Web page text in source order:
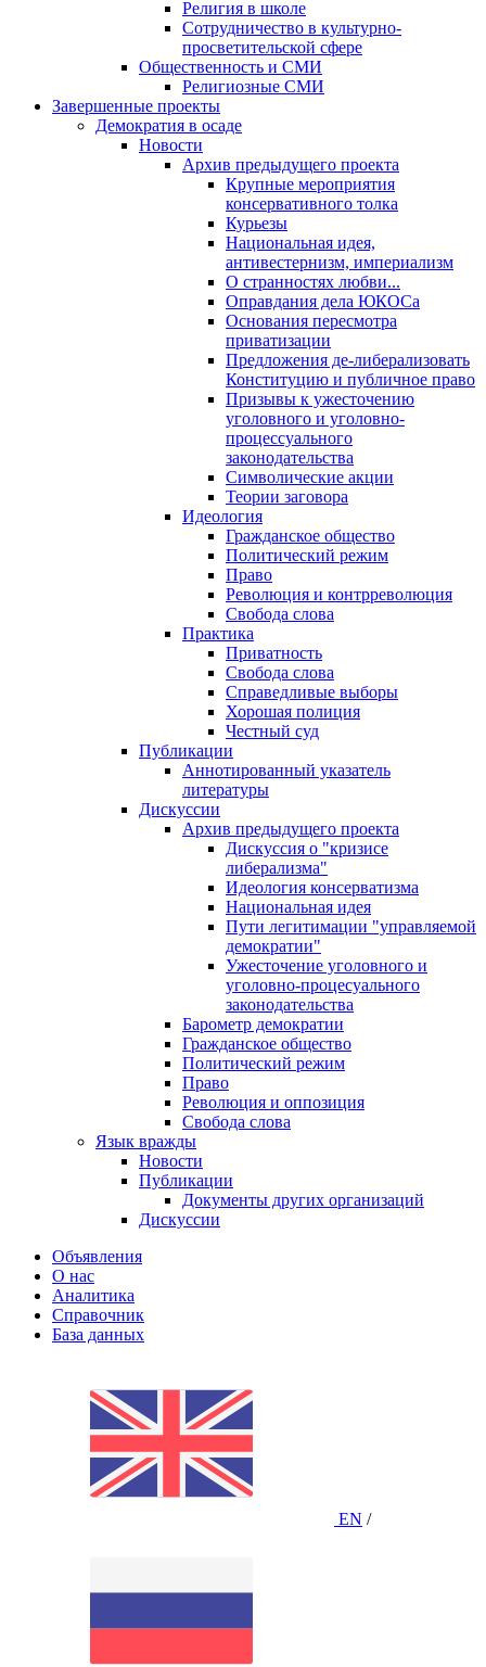
Религия в школе
Сотрудничество в культурно-
просветительской сфере
Общественность и СМИ
Религиозные СМИ
Завершенные проекты
Демократия в осаде
Новости
Архив предыдущего проекта
Крупные мероприятия
консервативного толка
Курьезы
Национальная идея,
антивестернизм, империализм
О странностях любви...
Оправдания дела ЮКОСа
Основания пересмотра
приватизации
Предложения де-либерализовать
Конституцию и публичное право
Призывы к ужесточению
уголовного и уголовно-
процессуального
законодательства
Символические акции
Теории заговора
Идеология
Гражданское общество
Политический режим
Право
Революция и контрреволюция
Свобода слова
Практика
Приватность
Свобода слова
Справедливые выборы
Хорошая полиция
Честный суд
Публикации
Аннотированный указатель
литературы
Дискуссии
Архив предыдущего проекта
Дискуссия о "кризисе
либерализма"
Идеология консерватизма
Национальная идея
Пути легитимации "управляемой
демократии"
Ужесточение уголовного и
уголовно-процесуального
законодательства
Барометр демократии
Гражданское общество
Политический режим
Право
Революция и оппозиция
Свобода слова
Язык вражды
Новости
Публикации
Документы других организаций
Дискуссии
Объявления
О нас
Аналитика
Справочник
База данных
EN /